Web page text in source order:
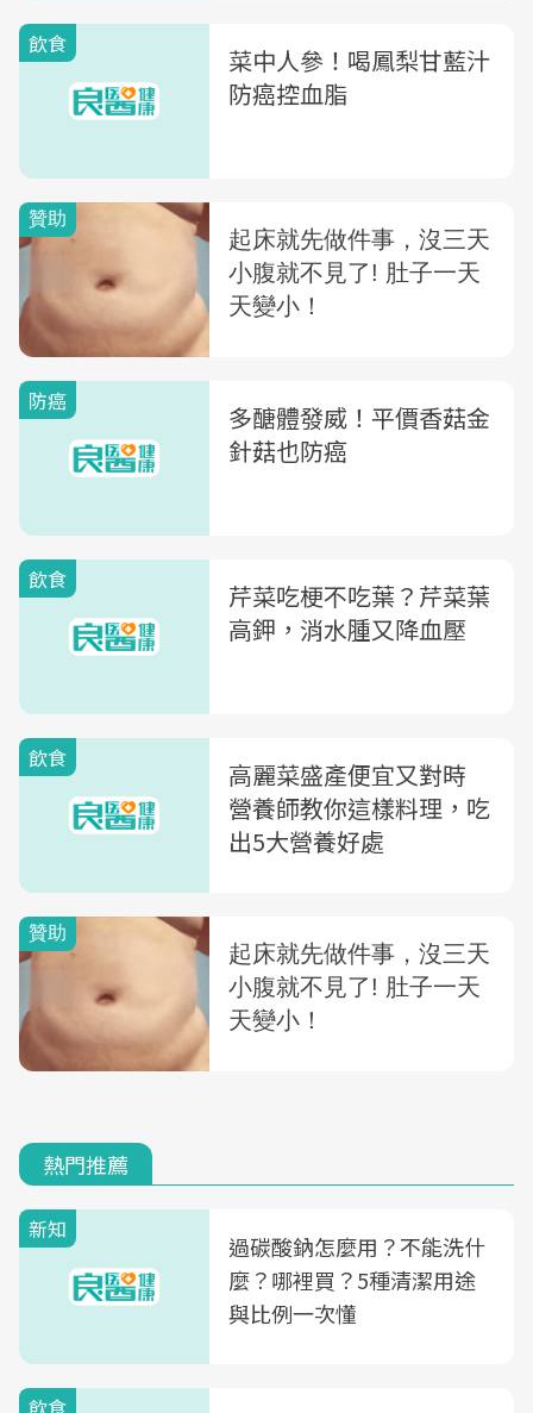
飲食
菜中人參！喝鳳梨甘藍汁
防癌控血脂
防癌
多醣體發威！平價香菇金
針菇也防癌
飲食
芹菜吃梗不吃葉？芹菜葉
高鉀，消水腫又降血壓
飲食
高麗菜盛產便宜又對時
營養師教你這樣料理，吃
出5大營養好處
熱門推薦
新知
過碳酸鈉怎麼用？不能洗什
麼？哪裡買？5種清潔用途
與比例一次懂
飲食